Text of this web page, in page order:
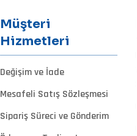
Müşteri
Hizmetleri
Değişim ve İade
Mesafeli Satış Sözleşmesi
Sipariş Süreci ve Gönderim